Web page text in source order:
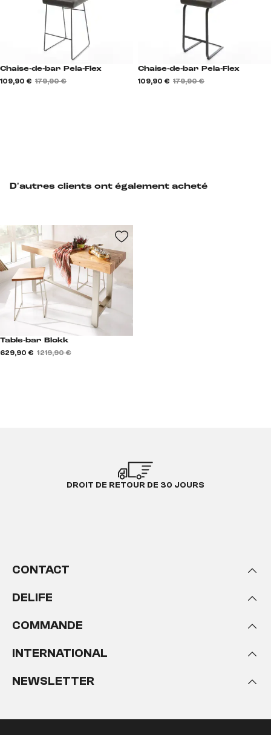
D'autres clients ont également acheté
Table-bar Blokk
629,90 € 1 219,90 €
Chaise-de-bar Pela-Flex
109,90 € 179,90 €
Chaise-de-bar Pela-Flex
109,90 € 179,90 €
DROIT DE RETOUR DE 30 JOURS
CONTACT
DELIFE
COMMANDE
INTERNATIONAL
NEWSLETTER